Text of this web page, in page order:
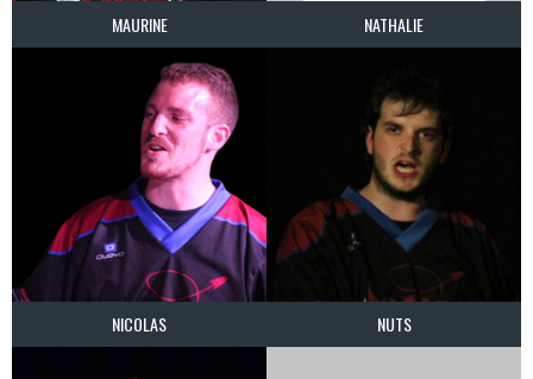
MAURINE NATHALIE
NICOLAS NUTS